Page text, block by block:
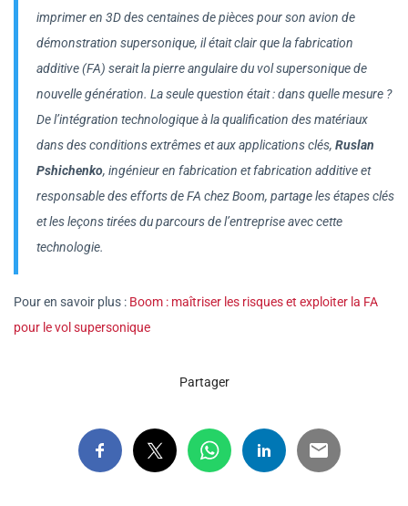
imprimer en 3D des centaines de pièces pour son avion de
démonstration supersonique, il était clair que la fabrication
additive (FA) serait la pierre angulaire du vol supersonique de
nouvelle génération. La seule question était : dans quelle mesure ?
De l’intégration technologique à la qualification des matériaux
dans des conditions extrêmes et aux applications clés, Ruslan
Pshichenko, ingénieur en fabrication et fabrication additive et
responsable des efforts de FA chez Boom, partage les étapes clés
et les leçons tirées du parcours de l’entreprise avec cette
technologie.
Pour en savoir plus : Boom : maîtriser les risques et exploiter la FA
pour le vol supersonique
Partager